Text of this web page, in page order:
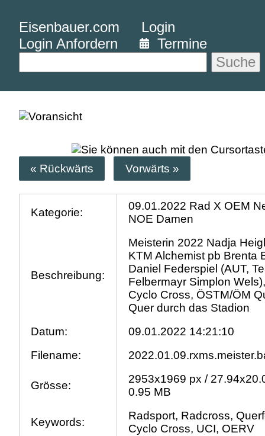
Eisenbauer.com
Login
Login Anfordern
Termine
Suche
« Rückwärts Vorwärts »
Kategorie:
09.01.2022 Rad X OEM
NOE Damen
Beschreibung:
Meisterin 2022 Nadja
KTM Alchemist pb Brenta
Daniel Federspiel (AUT,
Felbermayr Simplon
Cyclo Cross, ÖSTM/ÖM
Quer durch das Stadion
Datum:
09.01.2022 14:21:10
Filename:
Grösse:
2953x1969 px /
0.95 MB
Keywords:
Radsport, Radcross,
Cyclo Cross, UCI, OERV